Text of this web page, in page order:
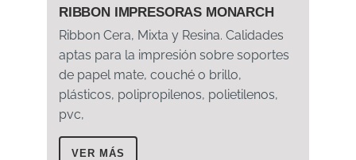
RIBBON IMPRESORAS MONARCH
Ribbon Cera, Mixta y Resina. Calidades
aptas para la impresión sobre soportes
de papel mate, couché o brillo,
plásticos, polipropilenos, polietilenos,
pvc,
VER MÁS